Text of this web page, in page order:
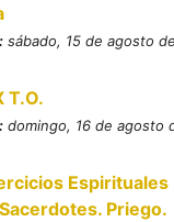
sábado, 15 de agosto de
T.O.
domingo, 16 de agosto
Espirituales
Priego.